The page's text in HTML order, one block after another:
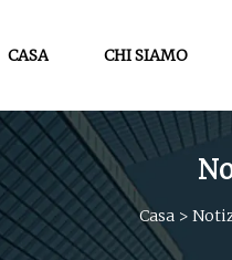
CASA CHI SIAMO
Casa >